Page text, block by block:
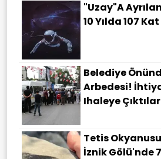
"Uzay"a
10 Yılda 107
Belediye
Arbedesi!
Ihaleye Çıktılar
Tetis
İznik Gölü'nde